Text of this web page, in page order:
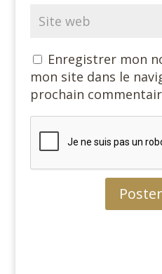
Enregistrer mon
mon site dans le
prochain